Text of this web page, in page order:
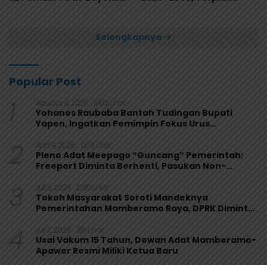
Selengkapnya
Popular Post
1 Agustus 6, 2026 1993 Lihat
Yohanes Raubaba Bantah Tudingan Bupati
Yapen, Ingatkan Pemimpin Fokus Urus
2 April 9, 2026 1379 Lihat
Pleno Adat Meepago “Guncang” Pemerintah:
Freeport Diminta Berhenti, Pasukan Non-
3 Juli 6, 2026 1280 Lihat
Tokoh Masyarakat Soroti Mandeknya
Pemerintahan Mamberamo Raya, DPRK Diminta
4 Juli 2, 2026 1115 Lihat
Usai Vakum 15 Tahun, Dewan Adat Mamberamo-
Apawer Resmi Miliki Ketua Baru